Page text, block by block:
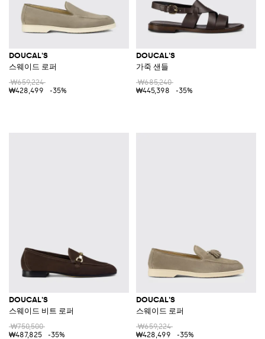
DOUCAL'S
스웨이드 로퍼
₩659,224
₩428,499
-35%
DOUCAL'S
가죽 샌들
₩685,240
₩445,398
-35%
DOUCAL'S
스웨이드 비트 로퍼
₩750,500
₩487,825
-35%
DOUCAL'S
스웨이드 로퍼
₩659,224
₩428,499
-35%